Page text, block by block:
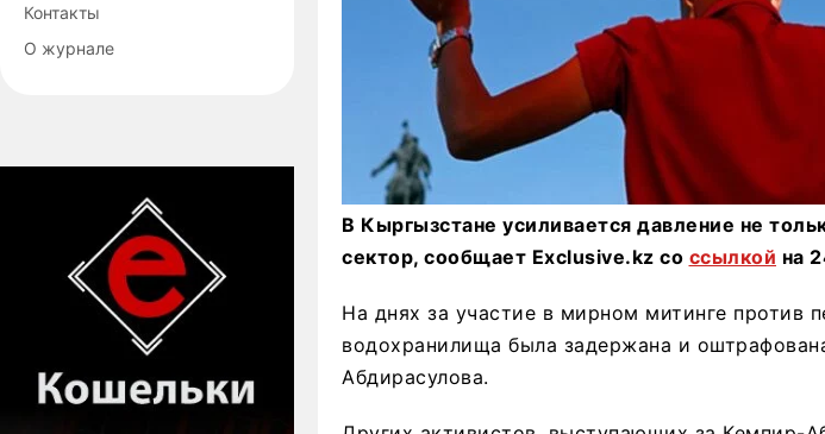
Контакты
О журнале
В Кыргызстане усиливается давление не
сектор, сообщает Exclusive.kz со ссылкой на
На днях за участие в мирном митинге против
водохранилища была задержана и
Абдирасулова.